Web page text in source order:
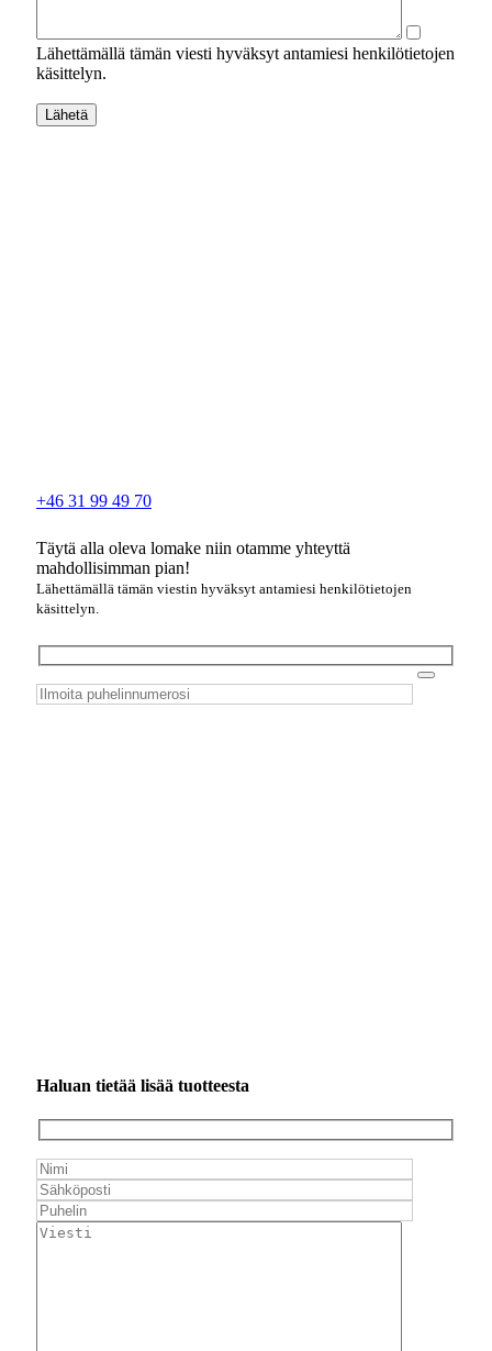
Lähettämällä tämän viesti hyväksyt antamiesi henkilötietojen
käsittelyn.
Lähetä
+46 31 99 49 70
Täytä alla oleva lomake niin otamme yhteyttä
mahdollisimman pian!
Lähettämällä tämän viestin hyväksyt antamiesi henkilötietojen
käsittelyn.
Haluan tietää lisää tuotteesta